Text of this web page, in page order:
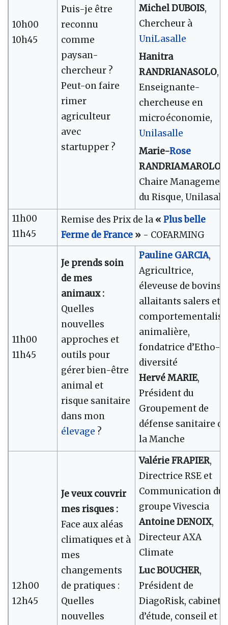
10h00
10h45
Puis-je être
reconnu
comme
paysan-
chercheur ?
Peut-on faire
rimer
agriculteur
avec
startupper ?
Michel DUBOIS,
Chercheur à
UniLasalle
Hanitra
RANDRIANASOLO,
Enseignante-
chercheuse en
microéconomie,
Unilasalle
Marie-Rose
RANDRIAMAROLO
Chaire
du Risque,
11h00
11h45
Remise des Prix de la « Plus belle
Ferme de France»- COFARMING
11h00
11h45
Je prends soin
de mes
animaux :
Quelles
nouvelles
approches et
outils pour
gérer bien-être
animal et
risque sanitaire
dans mon
élevage ?
Pauline GARCIA,
Agricultrice,
éleveuse de bovins
allaitants salers et
animalière,
fondatrice d’Etho-
diversité
Hervé MARIE,
Président du
Groupement de
défense sanitaire de
la Manche
12h00
12h45
Je veux couvrir
mes risques :
Face aux aléas
climatiques et à
mes
changements
de pratiques :
Quelles
nouvelles
Valérie FRAPIER,
Directrice RSE et
Communication du
groupe Vivescia
Antoine DENOIX,
Directeur AXA
Climate
Luc BOUCHER,
Président de
DiagoRisk, cabinet
d’étude, conseil et